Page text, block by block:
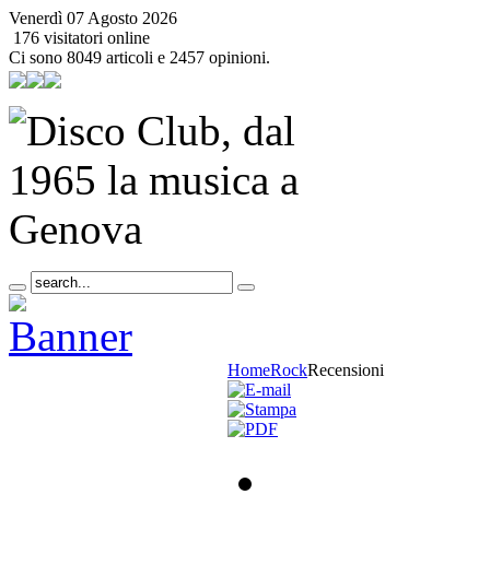
Venerdì 07 Agosto 2026
176 visitatori online
Ci sono 8049 articoli e 2457 opinioni.
HomeRockRecensioni